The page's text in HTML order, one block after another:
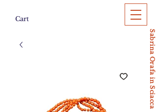
Cart
Sabrina Orafa in Sciacca